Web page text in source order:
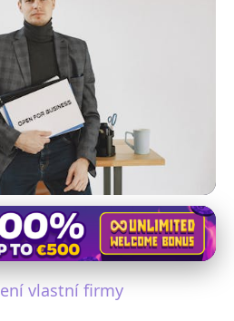
firmy: Od
start
vlastní firmy